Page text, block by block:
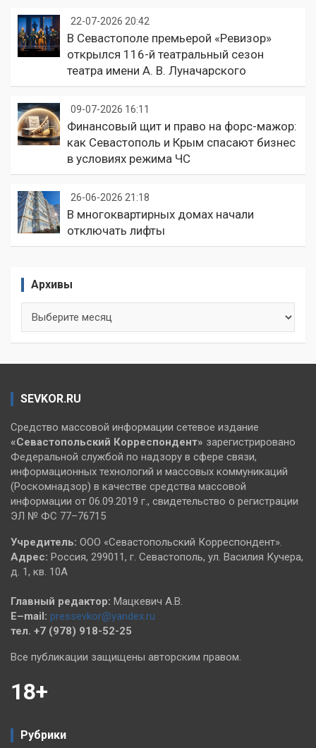
22-07-2026 20:42
В Севастополе премьерой «Ревизор»
открылся 116-й театральный сезон
театра имени А. В. Луначарского
09-07-2026 16:11
Финансовый щит и право на форс-мажор:
как Севастополь и Крым спасают бизнес
в условиях режима ЧС
26-06-2026 21:18
В многоквартирных домах начали
отключать лифты
Архивы
SEVKOR.RU
Средство массовой информации сетевое издание
«Севастопольский Корреспондент» зарегистрировано
Федеральной службой по надзору в сфере связи,
информационных технологий и массовых коммуникаций
(Роскомнадзор) в качестве средства массовой
информации от 06.09.2019 г., свидетельство о регистрации
ЭЛ № ФС 77–76715
Учредитель: ООО «Севастопольский Корреспондент».
Адрес: Россия, 299011, г. Севастополь, ул. Василия Кучера,
д. 1, кв. 10А
Главный редактор: Мацкевич А.В.
E–mail: pressevkor@yandex.ru
тел. +7 (978) 918-52-25
Все публикации защищены авторским правом.
18+
Рубрики